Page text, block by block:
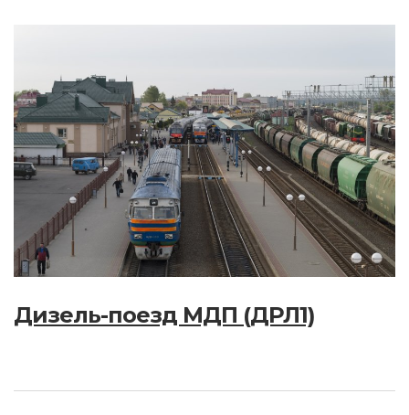
Дизель-поезд МДП (ДРЛ1)